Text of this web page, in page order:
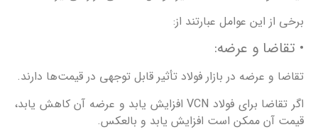
برخی از این عوامل عبارتند از:
• تقاضا و عرضه:
تقاضا و عرضه در بازار فولاد تأثیر قابل توجهی در قیمت‌ها دارند.
اگر تقاضا برای فولاد VCN افزایش یابد و عرضه آن کاهش یابد،
قیمت آن ممکن است افزایش یابد و بالعکس.